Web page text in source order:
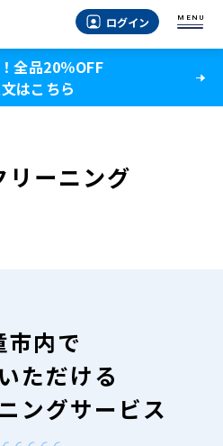
ログイン MENU
全品20％OFF
はこちら
リーニング
市内で
ただける
ングサービス